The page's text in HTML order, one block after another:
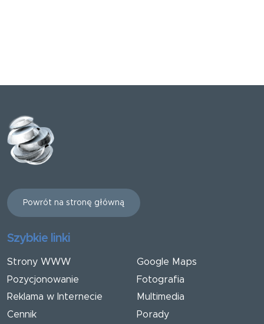
Powrót na stronę główną
Szybkie linki
Strony WWW
Pozycjonowanie
Reklama w Internecie
Cennik
Google Maps
Fotografia
Multimedia
Porady